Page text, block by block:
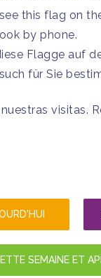
this flag on
by phone.
Flagge auf
für Sie
visitas.
SEMAINE ET